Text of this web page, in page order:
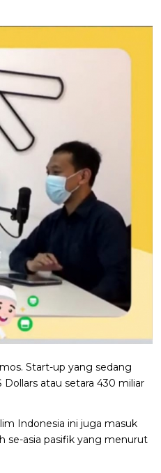
Start-up yang sedang
atau setara 430 miliar
Indonesia ini juga masuk
se-asia pasifik yang menurut